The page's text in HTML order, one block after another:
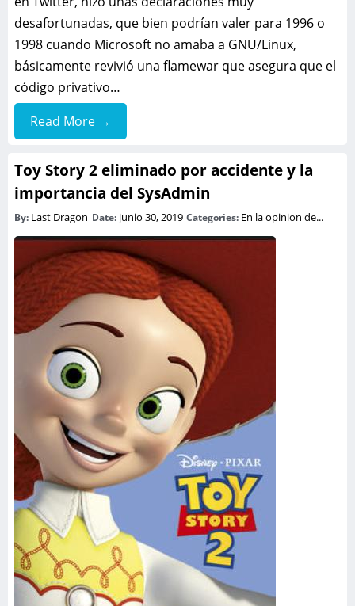
desafortunadas, que bien podrían valer para 1996 o
1998 cuando Microsoft no amaba a GNU/Linux,
básicamente revivió una flamewar que asegura que el
código privativo…
Read More →
Toy Story 2 eliminado por accidente y la
importancia del SysAdmin
By: Last Dragon Date: junio 30, 2019 Categories: En la opinion de...